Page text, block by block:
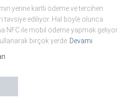
yerine kartlı ödeme ve tercihen
tavsiye ediliyor. Hal böyle olunca
NFC ile mobil ödeme yapmak geliyor.
birçok yerde Devamı